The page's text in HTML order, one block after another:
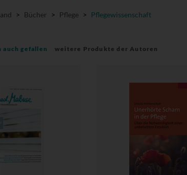
> Bücher > Pflege > Pflegewissenschaft
auch gefallen weitere Produkte der Autoren